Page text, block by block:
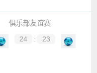
俱乐部友谊赛
24 :
23